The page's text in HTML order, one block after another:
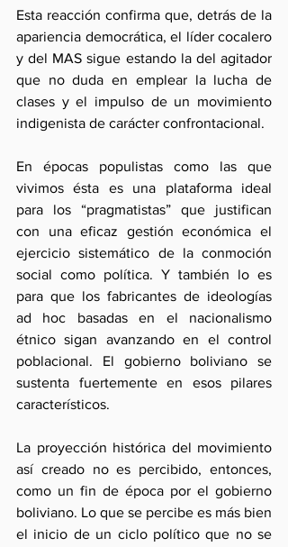
Esta reacción confirma que, detrás de la
apariencia democrática, el líder cocalero
y del MAS sigue estando la del agitador
que no duda en emplear la lucha de
clases y el impulso de un movimiento
indigenista de carácter confrontacional.
En épocas populistas como las que
vivimos ésta es una plataforma ideal
para los “pragmatistas” que justifican
con una eficaz gestión económica el
ejercicio sistemático de la conmoción
social como política. Y también lo es
para que los fabricantes de ideologías
ad hoc basadas en el nacionalismo
étnico sigan avanzando en el control
poblacional. El gobierno boliviano se
sustenta fuertemente en esos pilares
característicos.
La proyección histórica del movimiento
así creado no es percibido, entonces,
como un fin de época por el gobierno
boliviano. Lo que se percibe es más bien
el inicio de un ciclo político que no se